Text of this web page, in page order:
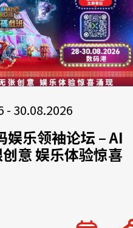
- 30.08.2026
娱乐领袖论坛 – AI
意 娱乐体验惊喜